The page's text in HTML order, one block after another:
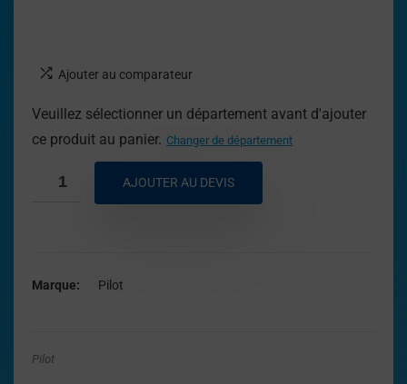
Ajouter au comparateur
Veuillez sélectionner un département avant d'ajouter
ce produit au panier. Changer de département
AJOUTER AU DEVIS
Marque Pilot
Pilot